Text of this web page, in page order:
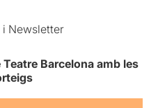
Newsletter
Barcelona amb les